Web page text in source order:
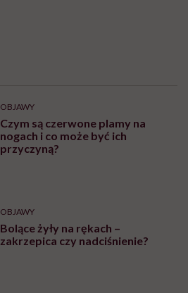
OBJAWY
Czym są czerwone plamy na
nogach i co może być ich
przyczyną?
OBJAWY
Bolące żyły na rękach –
zakrzepica czy nadciśnienie?